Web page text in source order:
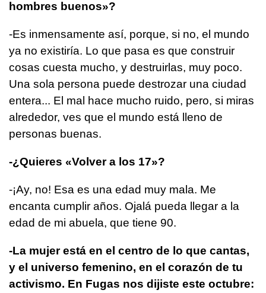
hombres buenos»?
-Es inmensamente así, porque, si no, el mundo
ya no existiría. Lo que pasa es que construir
cosas cuesta mucho, y destruirlas, muy poco.
Una sola persona puede destrozar una ciudad
entera... El mal hace mucho ruido, pero, si miras
alrededor, ves que el mundo está lleno de
personas buenas.
-¿Quieres «Volver a los 17»?
-¡Ay, no! Esa es una edad muy mala. Me
encanta cumplir años. Ojalá pueda llegar a la
edad de mi abuela, que tiene 90.
-La mujer está en el centro de lo que cantas,
y el universo femenino, en el corazón de tu
activismo. En Fugas nos dijiste este octubre: